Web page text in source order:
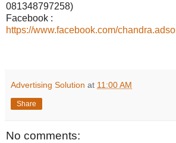
081348797258)
Facebook :
https://www.facebook.com/chandra.adsol
Advertising Solution at 11:00 AM
Share
No comments: